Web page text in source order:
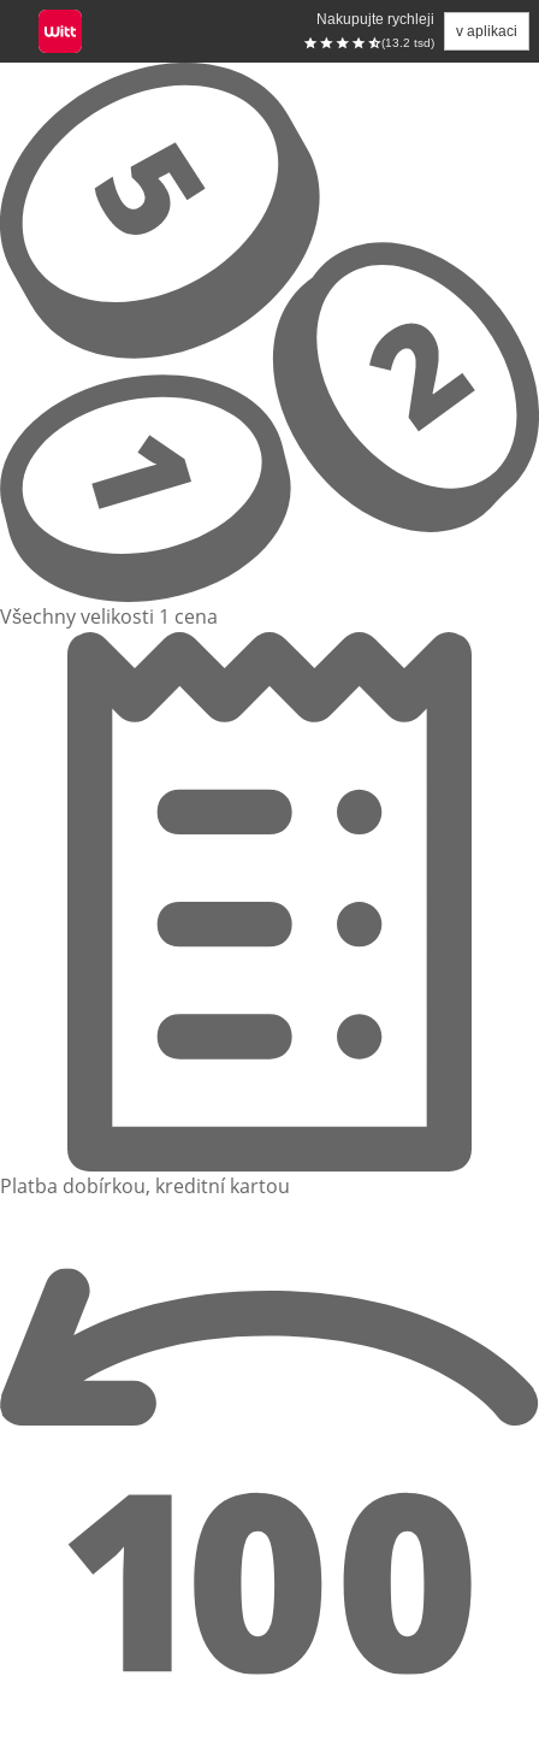
Nakupujte rychleji
(13.2 tsd)
v aplikaci
Přeskočit na hlavní obsah
Všechny velikosti 1 cena
Platba dobírkou, kreditní kartou